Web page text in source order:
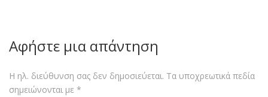
Αφήστε μια απάντηση
Η ηλ. διεύθυνση σας δεν δημοσιεύεται. Τα υποχρεωτικά πεδία
σημειώνονται με *